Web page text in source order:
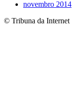
novembro 2014
© Tribuna da Internet